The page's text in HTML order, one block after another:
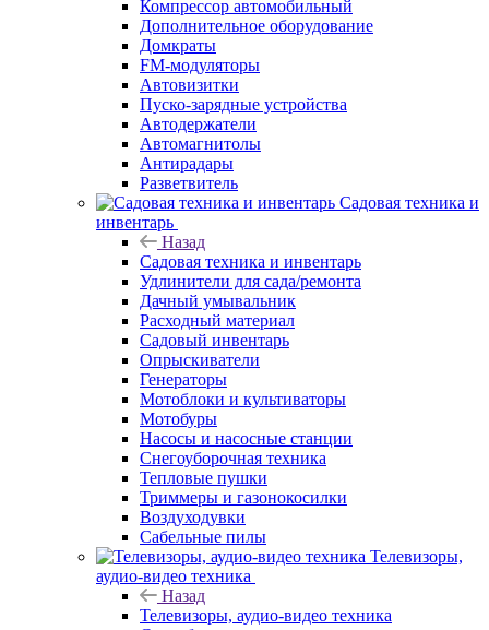
Компрессор автомобильный
Дополнительное оборудование
Домкраты
FM-модуляторы
Автовизитки
Пуско-зарядные устройства
Автодержатели
Автомагнитолы
Антирадары
Разветвитель
Садовая техника и
инвентарь
Назад
Садовая техника и инвентарь
Удлинители для сада/ремонта
Дачный умывальник
Расходный материал
Садовый инвентарь
Опрыскиватели
Генераторы
Мотоблоки и культиваторы
Мотобуры
Насосы и насосные станции
Снегоуборочная техника
Тепловые пушки
Триммеры и газонокосилки
Воздуходувки
Сабельные пилы
Телевизоры,
аудио-видео техника
Назад
Телевизоры, аудио-видео техника